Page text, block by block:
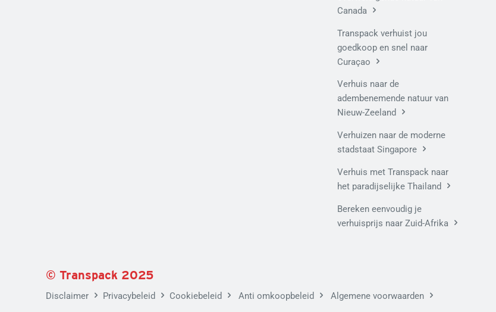
Canada
Transpack verhuist jou
goedkoop en snel naar
Curaçao
Verhuis naar de
adembenemende natuur van
Nieuw-Zeeland
Verhuizen naar de moderne
stadstaat Singapore
Verhuis met Transpack naar
het paradijselijke Thailand
Bereken eenvoudig je
verhuisprijs naar Zuid-Afrika
© Transpack 2025
Disclaimer Privacybeleid Cookiebeleid Anti omkoopbeleid Algemene voorwaarden